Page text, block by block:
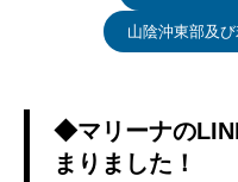
山陰沖東部及
◆マリーナの
まりました！